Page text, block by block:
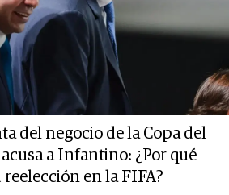
del negocio de la Copa del
a Infantino: ¿Por qué
en la FIFA?